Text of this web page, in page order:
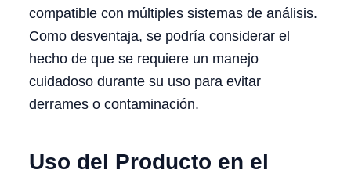
compatible con múltiples sistemas de análisis.
Como desventaja, se podría considerar el
hecho de que se requiere un manejo
cuidadoso durante su uso para evitar
derrames o contaminación.
Uso del Producto en el